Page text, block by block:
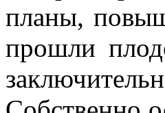
планы,
прошли